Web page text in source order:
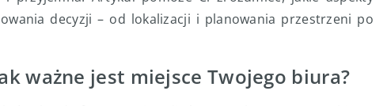
decyzji – od lokalizacji i planowania przestrzeni po
ważne jest miejsce Twojego biura?